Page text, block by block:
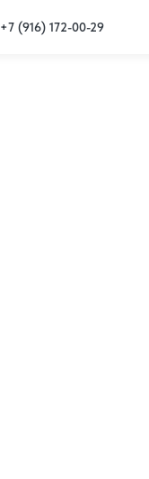
+7 (916) 172-00-29